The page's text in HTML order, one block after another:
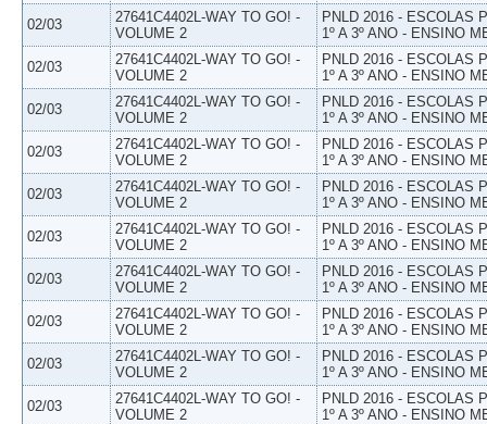
02/03
27641C4402L-WAY TO GO! -
VOLUME 2
PNLD 2016 - ESCOLAS
1º A 3º ANO - ENSINO
02/03
27641C4402L-WAY TO GO! -
VOLUME 2
PNLD 2016 - ESCOLAS
1º A 3º ANO - ENSINO
02/03
27641C4402L-WAY TO GO! -
VOLUME 2
PNLD 2016 - ESCOLAS
1º A 3º ANO - ENSINO
02/03
27641C4402L-WAY TO GO! -
VOLUME 2
PNLD 2016 - ESCOLAS
1º A 3º ANO - ENSINO
02/03
27641C4402L-WAY TO GO! -
VOLUME 2
PNLD 2016 - ESCOLAS
1º A 3º ANO - ENSINO
02/03
27641C4402L-WAY TO GO! -
VOLUME 2
PNLD 2016 - ESCOLAS
1º A 3º ANO - ENSINO
02/03
27641C4402L-WAY TO GO! -
VOLUME 2
PNLD 2016 - ESCOLAS
1º A 3º ANO - ENSINO
02/03
27641C4402L-WAY TO GO! -
VOLUME 2
PNLD 2016 - ESCOLAS
1º A 3º ANO - ENSINO
02/03
27641C4402L-WAY TO GO! -
VOLUME 2
PNLD 2016 - ESCOLAS
1º A 3º ANO - ENSINO
02/03
27641C4402L-WAY TO GO! -
VOLUME 2
PNLD 2016 - ESCOLAS
1º A 3º ANO - ENSINO